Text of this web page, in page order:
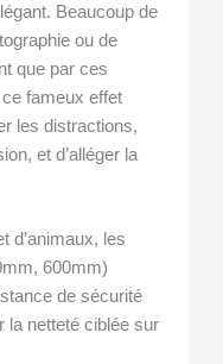
Beaucoup de
ou de
que par ces
fameux effet
les distractions,
et d’alléger la
d’animaux, les
600mm)
de sécurité
la netteté ciblée sur